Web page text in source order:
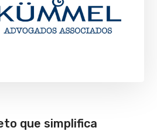
que simplifica